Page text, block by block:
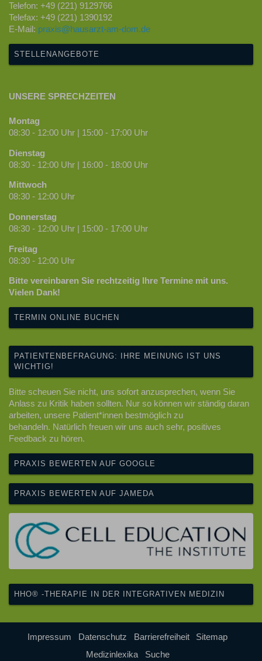
Telefon: +49 (221) 9129766
Telefax: +49 (221) 1390192
E-Mail: praxis@hausarzt-am-dom.de
STELLENANGEBOTE
UNSERE SPRECHZEITEN
Montag
08:30 - 12:00 Uhr | 15:00 - 17:00 Uhr
Dienstag
08:30 - 12:00 Uhr | 16:00 - 18:00 Uhr
Mittwoch
08:30 - 12:00 Uhr
Donnerstag
08:30 - 12:00 Uhr | 15:00 - 17:00 Uhr
Freitag
08:30 - 12:00 Uhr
Bitte vereinbaren Sie rechtzeitig Ihre Termine mit uns.
Vielen Dank!
TERMIN ONLINE BUCHEN
PATIENTENBEFRAGUNG: IHRE MEINUNG IST UNS
WICHTIG!
Bitte scheuen Sie nicht, uns sofort anzusprechen, wenn Sie
Anlass zu Kritik haben sollten. Nur so können wir ständig daran
arbeiten, unsere Patient*innen bestmöglich zu
behandeln. Natürlich freuen wir uns auch sehr, positives
Feedback zu hören.
PRAXIS BEWERTEN AUF GOOGLE
PRAXIS BEWERTEN AUF JAMEDA
HHO® -THERAPIE IN DER INTEGRATIVEN MEDIZIN
Impressum Datenschutz Barrierefreiheit
Sitemap
Medizinlexika
Suche